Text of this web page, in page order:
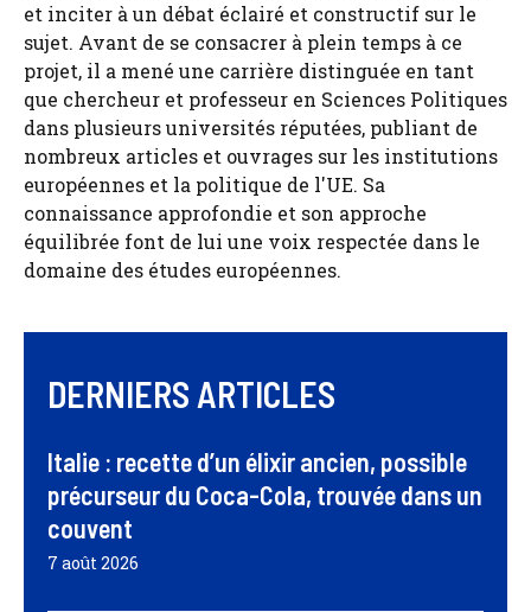
et inciter à un débat éclairé et constructif sur le
sujet. Avant de se consacrer à plein temps à ce
projet, il a mené une carrière distinguée en tant
que chercheur et professeur en Sciences Politiques
dans plusieurs universités réputées, publiant de
nombreux articles et ouvrages sur les institutions
européennes et la politique de l'UE. Sa
connaissance approfondie et son approche
équilibrée font de lui une voix respectée dans le
domaine des études européennes.
DERNIERS ARTICLES
Italie : recette d’un élixir ancien, possible
précurseur du Coca-Cola, trouvée dans un
couvent
7 août 2026